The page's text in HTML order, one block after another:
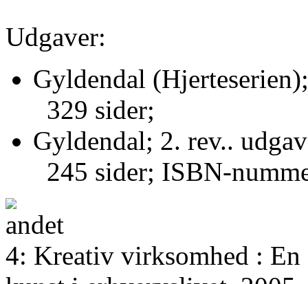
Udgaver:
Gyldendal
329 sider;
Gyldendal; 2. rev..
245 sider; ISBN-
4: Kreativ virksomhed : En